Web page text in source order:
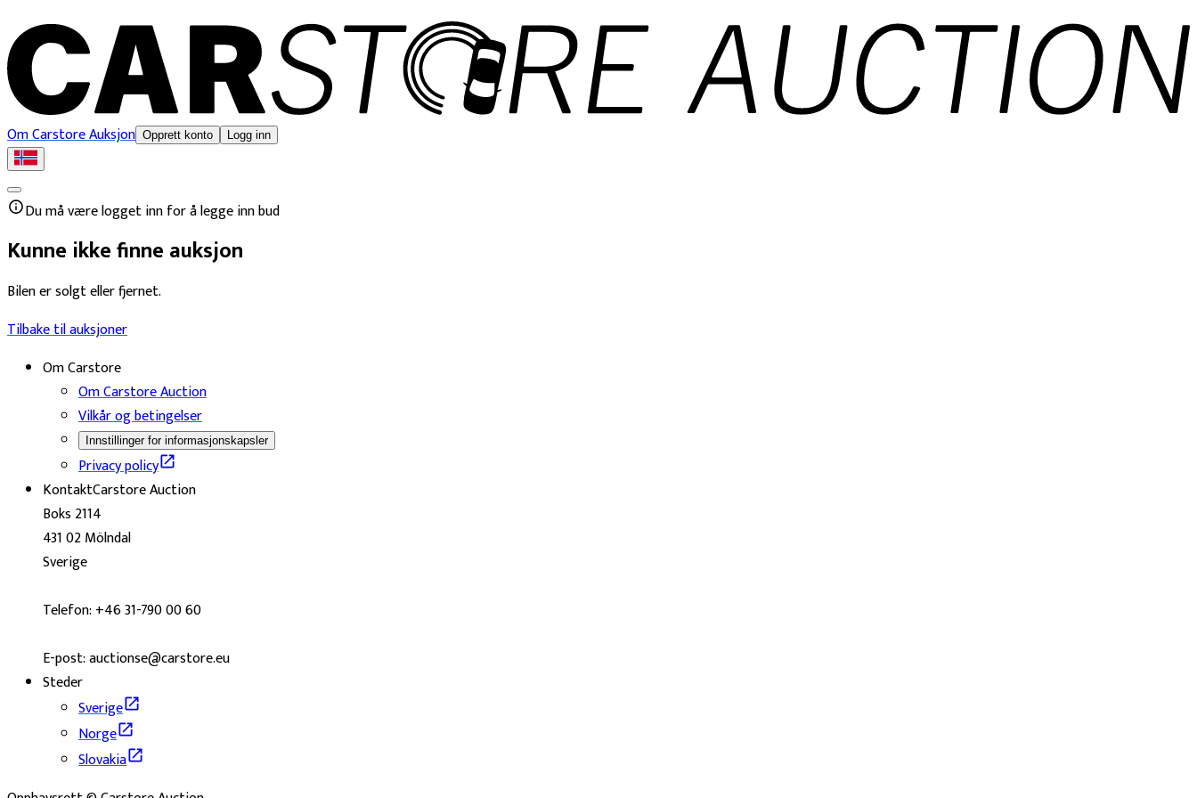
Om Carstore Auksjon Opprett konto Logg inn
Du må være logget inn for å legge inn bud
Kunne ikke finne auksjon
Bilen er solgt eller fjernet.
Tilbake til auksjoner
Om Carstore
Om Carstore Auction
Vilkår og betingelser
Innstillinger for informasjonskapsler
Privacy policy
KontaktCarstore Auction
Boks 2114
431 02 Mölndal
Sverige
Telefon: +46 31-790 00 60
E-post: auctionse@carstore.eu
Steder
Sverige
Norge
Slovakia